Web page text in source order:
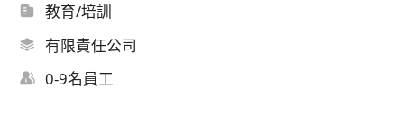
教育/培訓
有限責任公司
0-9名員工